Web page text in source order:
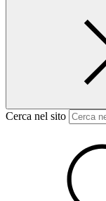
Cerca nel sito